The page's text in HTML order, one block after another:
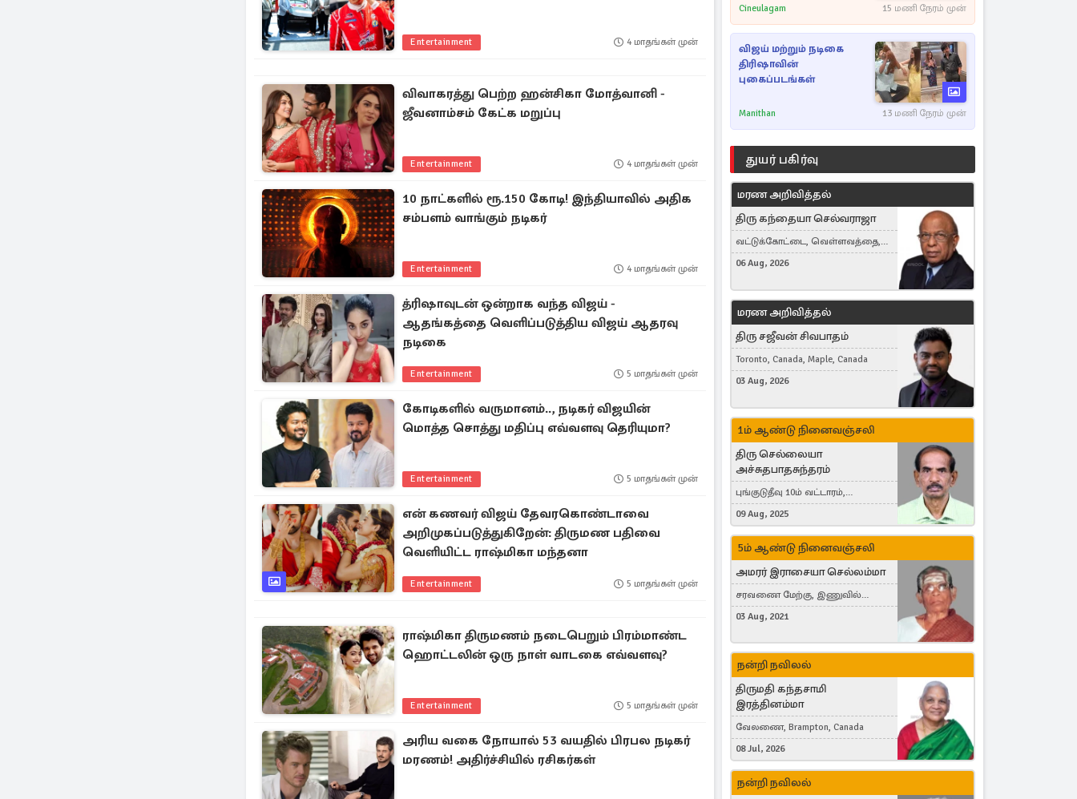
Entertainment 4 மாதங்கள் முன்
விவாகரத்து பெற்ற ஹன்சிகா மோத்வானி -
ஜீவனாம்சம் கேட்க மறுப்பு
Entertainment 4 மாதங்கள் முன்
10 நாட்களில் ரூ.150 கோடி! இந்தியாவில் அதிக
சம்பளம் வாங்கும் நடிகர்
Entertainment 4 மாதங்கள் முன்
த்ரிஷாவுடன் ஒன்றாக வந்த விஜய் -
ஆதங்கத்தை வெளிப்படுத்திய விஜய் ஆதரவு
நடிகை
Entertainment 5 மாதங்கள் முன்
கோடிகளில் வருமானம்.., நடிகர் விஜயின்
மொத்த சொத்து மதிப்பு எவ்வளவு தெரியுமா?
Entertainment 5 மாதங்கள் முன்
என் கணவர் விஜய் தேவரகொண்டாவை
அறிமுகப்படுத்துகிறேன்: திருமண பதிவை
வெளியிட்ட ராஷ்மிகா மந்தனா
Entertainment 5 மாதங்கள் முன்
ராஷ்மிகா திருமணம் நடைபெறும் பிரம்மாண்ட
ஹொட்டலின் ஒரு நாள் வாடகை எவ்வளவு?
Entertainment 5 மாதங்கள் முன்
அரிய வகை நோயால் 53 வயதில் பிரபல நடிகர்
மரணம்! அதிர்ச்சியில் ரசிகர்கள்
Cineulagam 15 மணி நேரம் முன்
விஜய் மற்றும் நடிகை
திரிஷாவின்
புகைப்படங்கள்
Manithan 13 மணி நேரம் முன்
துயர் பகிர்வு
மரண அறிவித்தல்
திரு கந்தையா செல்வராஜா
வட்டுக்கோட்டை, வெள்ளவத்தை,
Toronto, Canada
06 Aug, 2026
மரண அறிவித்தல்
திரு சஜீவன் சிவபாதம்
Toronto, Canada, Maple, Canada
03 Aug, 2026
1ம் ஆண்டு நினைவஞ்சலி
திரு செல்லையா
அச்சுதபாதசுந்தரம்
புங்குடுதீவு 10ம் வட்டாரம்,
கொள்ளுப்பிட்டி
09 Aug, 2025
5ம் ஆண்டு நினைவஞ்சலி
அமரர் இராசையா செல்லம்மா
சரவணை மேற்கு, இணுவில்
கிழக்கு
03 Aug, 2021
நன்றி நவிலல்
திருமதி கந்தசாமி
இரத்தினம்மா
வேலணை, Brampton, Canada
08 Jul, 2026
நன்றி நவிலல்